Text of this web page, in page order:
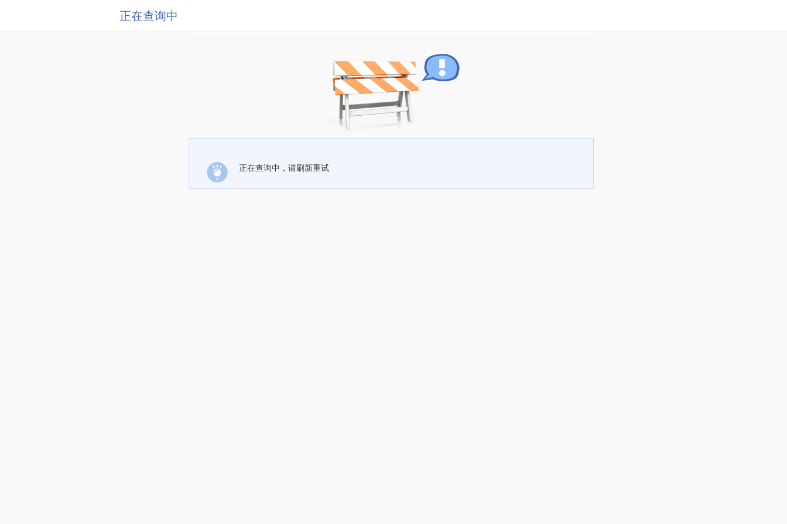
正在查询中
正在查询中，请刷新重试